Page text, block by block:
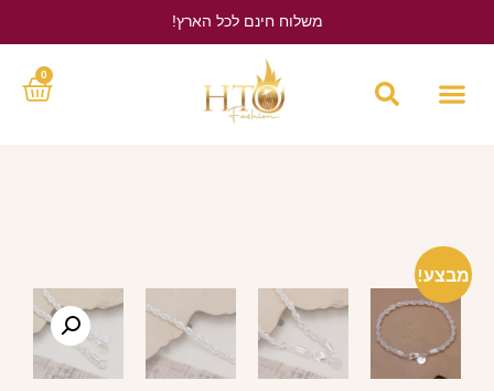
משלוח חינם לכל הארץ!
0
מבצע!